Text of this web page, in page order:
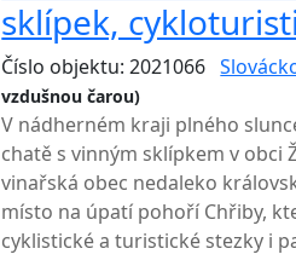
sklípek,
Číslo objektu: 2021066
vzdušnou čarou)
V nádherném kraji plného
chatě s vinným sklípkem v obci
vinařská obec nedaleko
místo na úpatí pohoří Chřiby,
cyklistické a turistické stezky i